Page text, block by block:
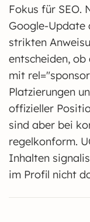
Fokus für SEO.
Google-Update
strikten
entscheiden,
mit
Platzierungen
offizieller
sind aber bei
regelkonform.
Inhalten
im Profil nicht